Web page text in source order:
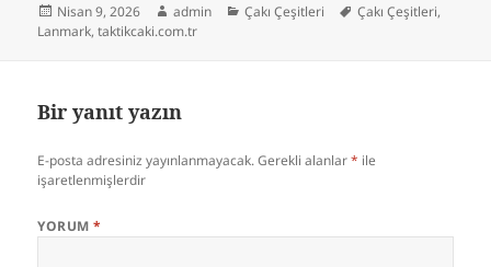
Yayın
tarihi
Nisan 9, 2026 Yazar
admin Kategoriler
Çakı Çeşitleri Etiketler
Çakı Çeşitleri,
Lanmark,taktikcaki.com.tr
Bir yanıt yazın
E-posta adresiniz yayınlanmayacak. Gerekli alanlar* ile
işaretlenmişlerdir
YORUM*